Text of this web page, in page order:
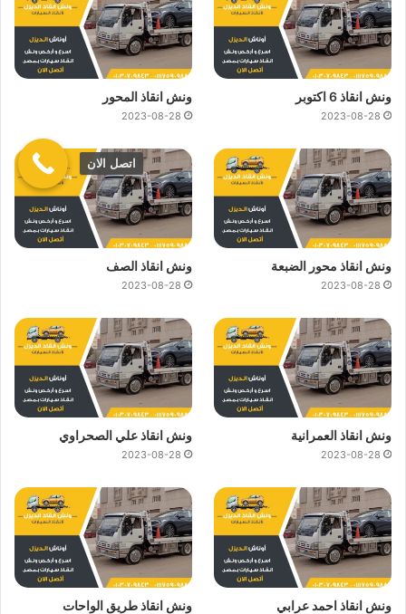
ونش انقاذ 6 اكتوبر
2023-08-28
ونش انقاذ المحور
2023-08-28
ونش انقاذ محور الضبعة
2023-08-28
ونش انقاذ الصف
2023-08-28
ونش انقاذ العمرانية
2023-08-28
ونش انقاذ علي الصحراوي
2023-08-28
ونش انقاذ احمد عرابي ونش انقاذ طريق الواحات
اتصل الان